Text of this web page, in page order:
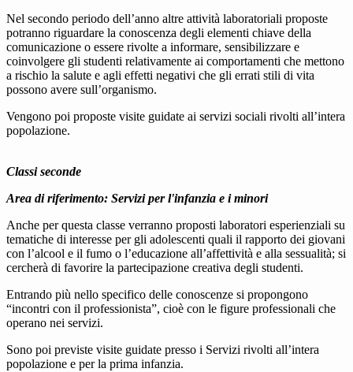
Nel secondo periodo dell’anno altre attività laboratoriali proposte
potranno riguardare la conoscenza degli elementi chiave della
comunicazione o essere rivolte a informare, sensibilizzare e
coinvolgere gli studenti relativamente ai comportamenti che mettono
a rischio la salute e agli effetti negativi che gli errati stili di vita
possono avere sull’organismo.
Vengono poi proposte visite guidate ai servizi sociali rivolti all’intera
popolazione.
Classi seconde
Area di riferimento: Servizi per l'infanzia e i minori
Anche per questa classe verranno proposti laboratori esperienziali su
tematiche di interesse per gli adolescenti quali il rapporto dei giovani
con l’alcool e il fumo o l’educazione all’affettività e alla sessualità; si
cercherà di favorire la partecipazione creativa degli studenti.
Entrando più nello specifico delle conoscenze si propongono
“incontri con il professionista”, cioè con le figure professionali che
operano nei servizi.
Sono poi previste visite guidate presso i Servizi rivolti all’intera
popolazione e per la prima infanzia.